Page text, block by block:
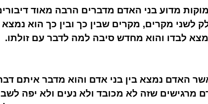
מדוע בני האדם מדברים הרבה מאוד
לשני מקרים, מקרים שבין כך ובין כך הוא
לבדו והוא מחדש סיבה למה לדבר עם זולתו.
האדם נמצא בין בני אדם והוא מדבר איתם
מרגישים שזה לא מכובד ולא נעים ולא יפה